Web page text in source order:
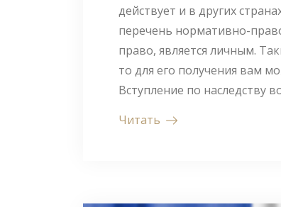
действует и в других
перечень нормативно-
право, является личным.
то для его получения вам
Вступление по наследству
Читать